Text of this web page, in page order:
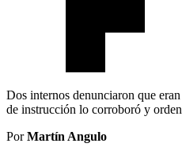
Dos internos denunciaron que
de instrucción lo corroboró y
PorMartín Angulo